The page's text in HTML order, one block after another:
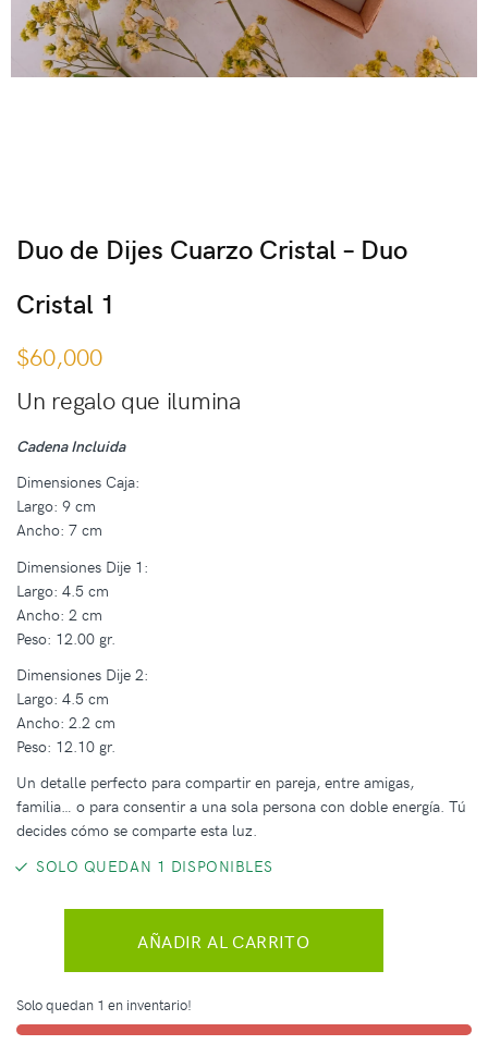
Duo de Dijes Cuarzo Cristal – Duo
Cristal 1
$60,000
Un regalo que ilumina
Cadena Incluida
Dimensiones Caja:
Largo: 9 cm
Ancho: 7 cm
Dimensiones Dije 1:
Largo: 4.5 cm
Ancho: 2 cm
Peso: 12.00 gr.
Dimensiones Dije 2:
Largo: 4.5 cm
Ancho: 2.2 cm
Peso: 12.10 gr.
Un detalle perfecto para compartir en pareja, entre amigas,
familia… o para consentir a una sola persona con doble energía. Tú
decides cómo se comparte esta luz.
SOLO QUEDAN 1 DISPONIBLES
AÑADIR AL CARRITO
Solo quedan 1 en inventario!